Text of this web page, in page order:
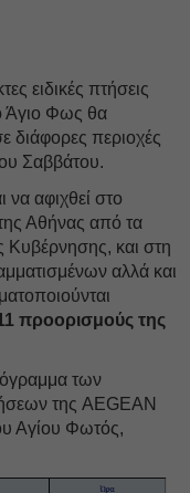
ειδικές πτήσεις
Άγιο Φως θα
διάφορες περιοχές
Σαββάτου.
να αφιχθεί στο
Αθήνας από τα
Κυβέρνησης, και στη
αλλά και
προορισμούς της
των
της AEGEAN
Αγίου Φωτός,